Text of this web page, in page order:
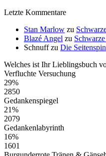
Letzte Kommentare
Stan Marlow zu
Blazé Angel zu
Schnuffzu Die
Welches ist Ihr Lieblingsbuch
Verfluchte Versuchung
29%
2850
Gedankenspiegel
21%
2079
Gedankenlabyrinth
16%
1601